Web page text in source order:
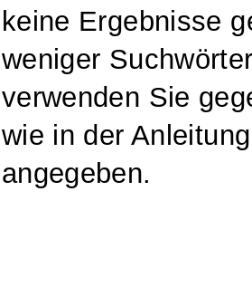
keine Ergebnisse
weniger
verwenden Sie
wie in der
angegeben.